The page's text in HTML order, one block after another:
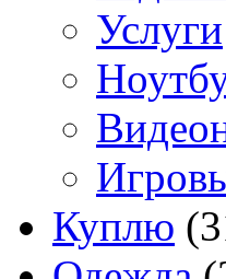
Услуги
Куплю